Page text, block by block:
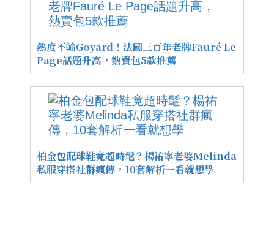
熱度不輸Goyard！法國三百年老牌Fauré Le
Page話題升高，熱賣包5款推薦
柏金包配球鞋竟超時髦？楊祐寧老婆Melinda
私服穿搭社群瘋傳，10套解析一看就想學